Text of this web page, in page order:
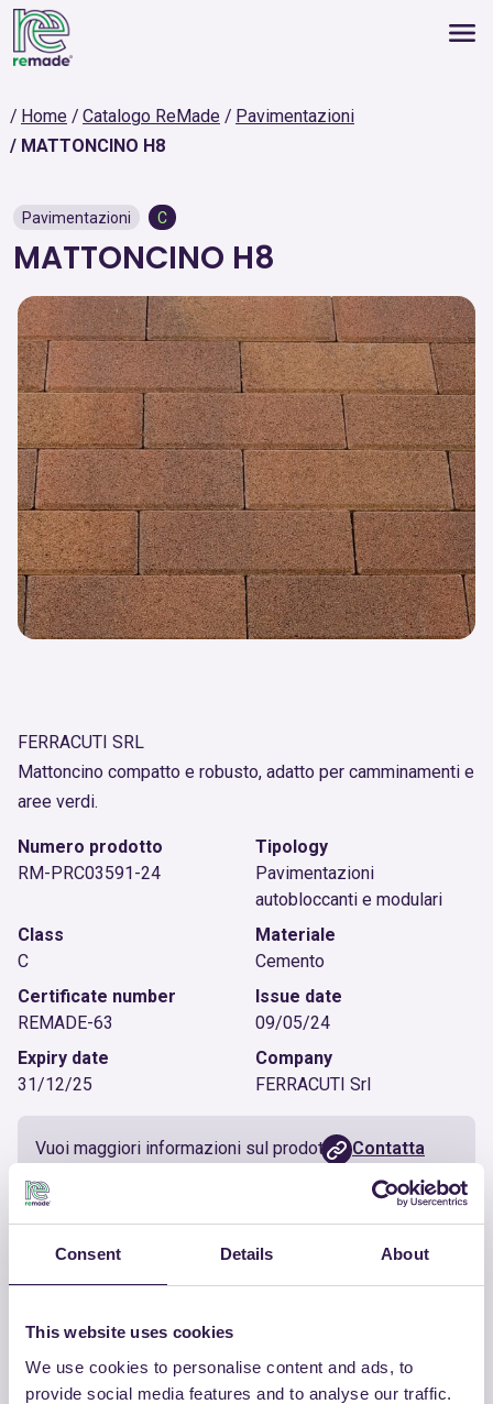
Consent Details About
This website uses cookies
We use cookies to personalise content and ads, to
provide social media features and to analyse our traffic.
Home Catalogo ReMade
Pavimentazioni
MATTONCINO H8
Pavimentazioni C
MATTONCINO H8
FERRACUTI SRL
Mattoncino compatto e robusto, adatto per camminamenti e
aree verdi.
Numero prodotto
RM-PRC03591-24
Tipology
Pavimentazioni
autobloccanti e modulari
Class
C
Materiale
Cemento
Certificate number
REMADE-63
Issue date
09/05/24
Expiry date
31/12/25
Company
FERRACUTI Srl
Vuoi maggiori informazioni sul prodotto? Contatta
l'Azienda
Documenti utili
Certificato